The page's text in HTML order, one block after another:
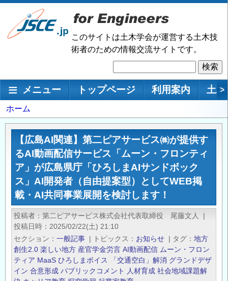
メ
ン
移
このサイトは土木学会が運営する土木技
術者のための情報交流サイトです。
索
メインナビゲーション
メニュー トップページ 利用案内 土 >
パ
ン
ホーム
【広島AI関連】第二ピアサービス㈱が提供す
るAI動画配信サービス「ムーン・フロンティ
ア」が広島県庁「ひろしまAIサンドボック
ス」AI開発者（自由提案型）としてWEB掲
載・AI共同事業展開を検討します！
投稿者 第二ピアサービス株式会社代表取締役 尾藤文人
|
投稿日時
2025/02/22(土) 21:10
セクション
一般記事 | トピックス お知らせ | タグ
地方
創生2.0 楽しい地方 産官学金労言 AI動画配信 ムーン・フロン
ティア MaaS ひろしまボイス 「交通空白」解消 グランドデザ
イン 合意形成 パブリックコメント 人材育成 社会地域課題解